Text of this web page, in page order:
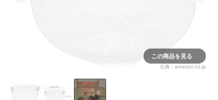
この商品を見る
出典： amazon.co.jp